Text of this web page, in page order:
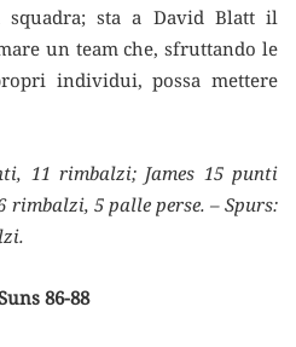
sta a David Blatt il
un team che, sfruttando le
individui, possa mettere
11 rimbalzi; James 15 punti
rimbalzi, 5 palle perse. – Spurs:
86-88